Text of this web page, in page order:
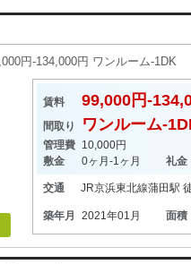
円-134,000円 ワンルーム-1DK
賃料 99,000円-
間取り ワンルーム-
管理費 10,000円
敷金
0ヶ月-1ヶ月 礼金
交通 JR京浜東北線蒲田駅
築年月 2021年01月 面積